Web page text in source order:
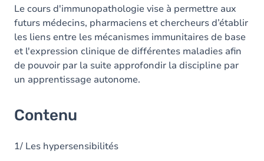
Le cours d'immunopathologie vise à permettre aux
futurs médecins, pharmaciens et chercheurs d’établir
les liens entre les mécanismes immunitaires de base
et l'expression clinique de différentes maladies afin
de pouvoir par la suite approfondir la discipline par
un apprentissage autonome.
Contenu
1/ Les hypersensibilités